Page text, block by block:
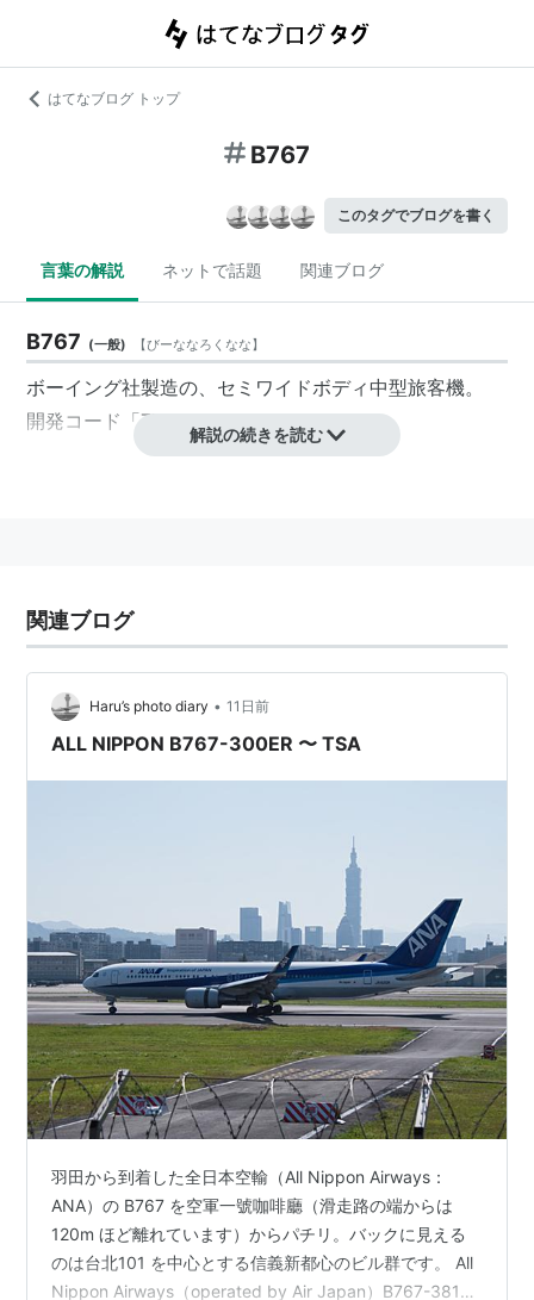
はてなブログ トップ
B767
このタグでブログを書く
言葉の解説 ネットで話題 関連ブログ
B767 (一般) 【びーななろくなな】
ボーイング社製造の、セミワイドボディ中型旅客機。
開発コード「7X7」。
解説の続きを読む
関連ブログ
Haru’s photo diary • 11日前
ALL NIPPON B767-300ER 〜 TSA
羽田から到着した全日本空輸（All Nippon Airways：
ANA）の B767 を空軍一號咖啡廳（滑走路の端からは
120m ほど離れています）からパチリ。バックに見える
のは台北101 を中心とする信義新都心のビル群です。 All
Nippon Airways（operated by Air Japan）B767-381ER